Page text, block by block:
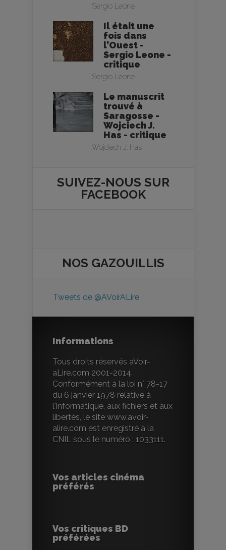
Sergio Leone
Il était une
fois dans
l’Ouest -
Sergio Leone -
critique
Sergio Leone
Le manuscrit
trouvé à
Saragosse -
Wojciech J.
Has - critique
Wojciech J. Has
SUIVEZ-NOUS SUR
FACEBOOK
NOS GAZOUILLIS
Tweets de @AVoirALire
Informations
Tous droits réservés aVoir-
aLire.com 2001-2014.
Conformément à la loi n° 78-17
du 6 janvier 1978 relative à
l'informatique, aux fichiers et aux
libertés, le site www.avoir-
alire.com est enregistré à la
CNIL sous le numéro : 1033111.
Vos articles cinéma
préférés
Vos critiques BD
préférées